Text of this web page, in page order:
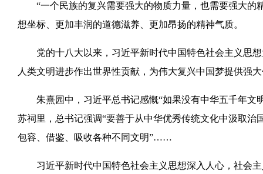
“一个民族的复兴需要强大的物质力量，也需要强大的
想坐标、更加丰润的道德滋养、更加昂扬的精神气质。
党的十八大以来，习近平新时代中国特色社会主义思想
人类文明进步作出世界性贡献，为伟大复兴中国梦提供强
朱熹园中，习近平总书记感慨“如果没有中华五千年文
苏祠里，总书记强调“要善于从中华优秀传统文化中汲取
包容、借鉴、吸收各种不同文明”……
习近平新时代中国特色社会主义思想深入人心，社会主